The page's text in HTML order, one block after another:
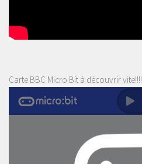
Carte BBC Micro Bit à découvrir vite!!!!